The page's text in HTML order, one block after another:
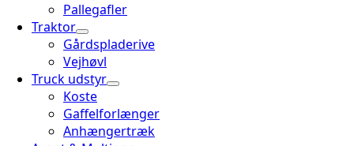
Pallegafler
Traktor
Gårdspladerive
Vejhøvl
Truck udstyr
Koste
Gaffelforlænger
Anhængertræk